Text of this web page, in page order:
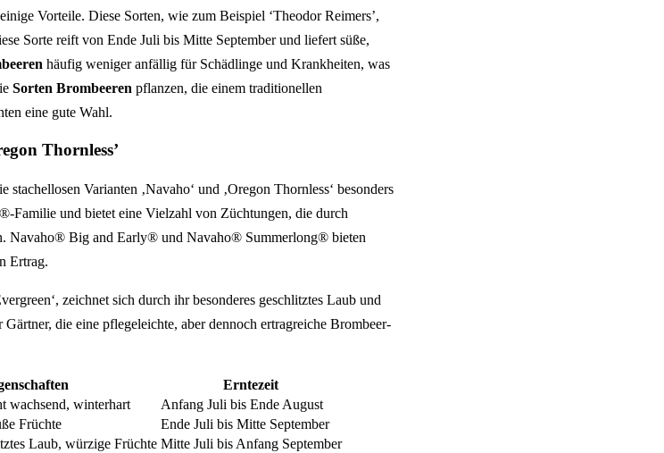
Vorteile. Diese Sorten, wie zum Beispiel ‘Theodor Reimers’,
Sorte reift von Ende Juli bis Mitte September und liefert süße,
häufig weniger anfällig für Schädlinge und Krankheiten, was
Sorten Brombeeren pflanzen, die einem traditionellen
eine gute Wahl.
Thornless’
stachellosen Varianten ‚Navaho‘ und ‚Oregon Thornless‘ besonders
Familie und bietet eine Vielzahl von Züchtungen, die durch
Navaho® Big and Early® und Navaho® Summerlong® bieten
Ertrag.
zeichnet sich durch ihr besonderes geschlitztes Laub und
die eine pflegeleichte, aber dennoch ertragreiche Brombeer-
Erntezeit
wachsend, winterhart
Anfang Juli bis Ende August
Früchte
Ende Juli bis Mitte September
Laub, würzige Früchte Mitte Juli bis Anfang September